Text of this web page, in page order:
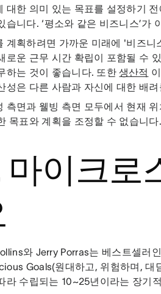
대한 의미 있는 목표를 설정하기
습니다. ‘평소와 같은 비즈니스’가
계획하려면 가까운 미래에 '비즈니
로운 근무 시간 확립이 포함될 수
하는 것이 좋습니다. 또한생산적
성은 다른 사람과 자신에 대한 배
측면과 웰빙 측면 모두에서 현재
목표와 계획을 조정할 수 없습니다.
마이크로
와 Jerry Porras는 베스트셀러
Goals(원대하고, 위험하며, 대
라 수립되는 10~25년이라는 장기